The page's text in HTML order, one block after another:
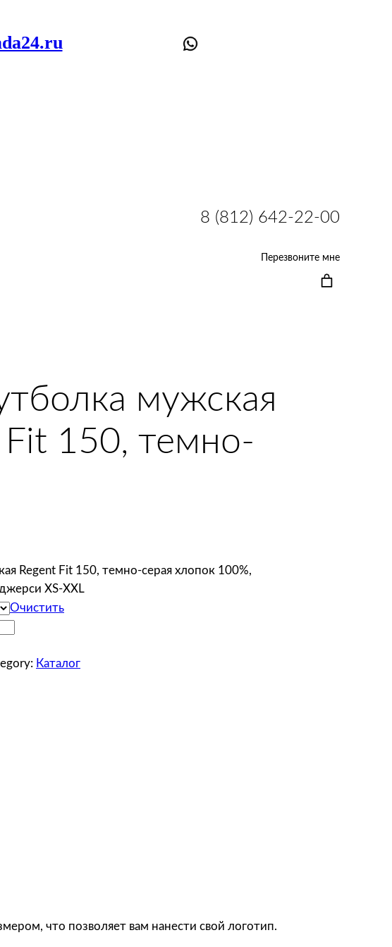
8 (812) 642-22-00
Перезвоните мне
мужская
Fit 150, темно-
Regent Fit 150, темно-серая хлопок 100%,
XS-XXL
Очистить
Каталог
что позволяет вам нанести свой логотип.